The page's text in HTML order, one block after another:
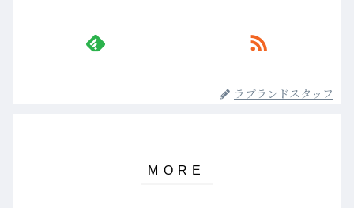
ラブランドスタッフ